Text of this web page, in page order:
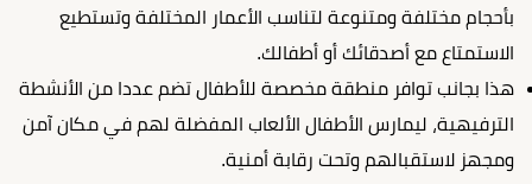
بأحجام مختلفة ومتنوعة لتناسب الأعمار المختلفة وتستطيع
الاستمتاع مع أصدقائك أو أطفالك.
هذا بجانب توافر منطقة مخصصة للأطفال تضم عددا من الأنشطة
الترفيهية، ليمارس الأطفال الألعاب المفضلة لهم في مكان آمن
ومجهز لاستقبالهم وتحت رقابة أمنية.